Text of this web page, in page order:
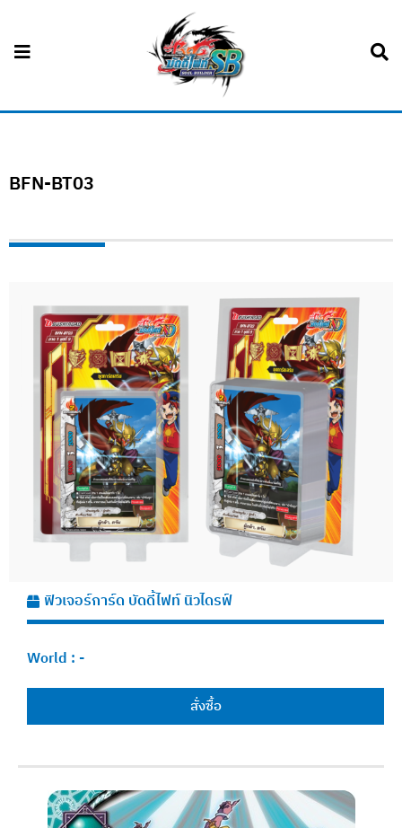
BFN-BT03
ฟิวเจอร์การ์ด บัดดี้ไฟท์ นิวไดรฟ์
World : -
สั่งซื้อ